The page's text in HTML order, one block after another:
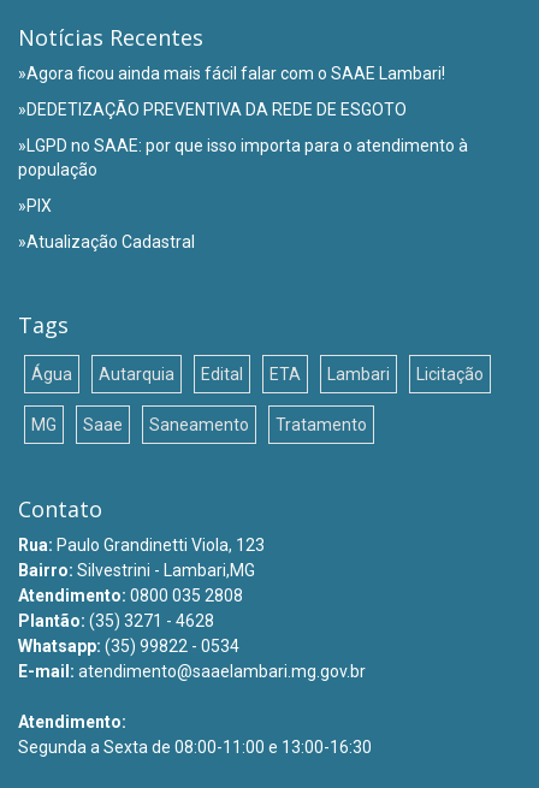
Notícias Recentes
»Agora ficou ainda mais fácil falar com o SAAE Lambari!
»DEDETIZAÇÃO PREVENTIVA DA REDE DE ESGOTO
»LGPD no SAAE: por que isso importa para o atendimento à
população
»PIX
»Atualização Cadastral
Tags
Água Autarquia Edital ETA Lambari Licitação
MG Saae Saneamento Tratamento
Contato
Rua: Paulo Grandinetti Viola, 123
Bairro: Silvestrini - Lambari,MG
Atendimento: 0800 035 2808
Plantão: (35) 3271 - 4628
Whatsapp: (35) 99822 - 0534
E-mail: atendimento@saaelambari.mg.gov.br
Atendimento:
Segunda a Sexta de 08:00-11:00 e 13:00-16:30